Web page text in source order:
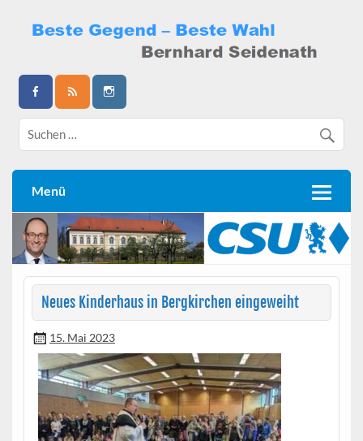
content
Bernhard Seidenath
Menü
Neues Kinderhaus in Bergkirchen eingeweiht
15. Mai 2023